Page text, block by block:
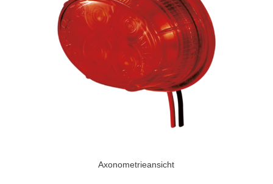
Axonometrieansicht